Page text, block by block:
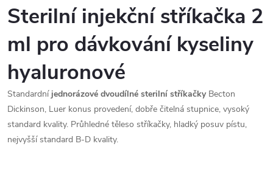
Sterilní injekční stříkačka 2
ml pro dávkování kyseliny
hyaluronové
Standardníjednorázové dvoudílné sterilní stříkačkyBecton
Dickinson, Luer konus provedení, dobře čitelná stupnice, vysoký
standard kvality. Průhledné těleso stříkačky, hladký posuv pístu,
nejvyšší standard B-D kvality.